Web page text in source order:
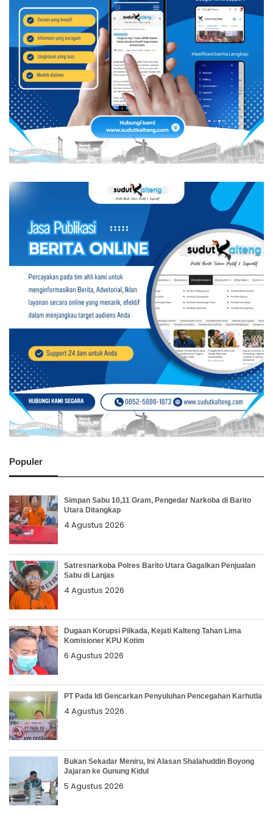
Populer
Simpan Sabu 10,11 Gram, Pengedar Narkoba di Barito
Utara Ditangkap
4 Agustus 2026
Satresnarkoba Polres Barito Utara Gagalkan Penjualan
Sabu di Lanjas
4 Agustus 2026
Dugaan Korupsi Pilkada, Kejati Kalteng Tahan Lima
Komisioner KPU Kotim
6 Agustus 2026
PT Pada Idi Gencarkan Penyuluhan Pencegahan Karhutla
4 Agustus 2026
Bukan Sekadar Meniru, Ini Alasan Shalahuddin Boyong
Jajaran ke Gunung Kidul
5 Agustus 2026